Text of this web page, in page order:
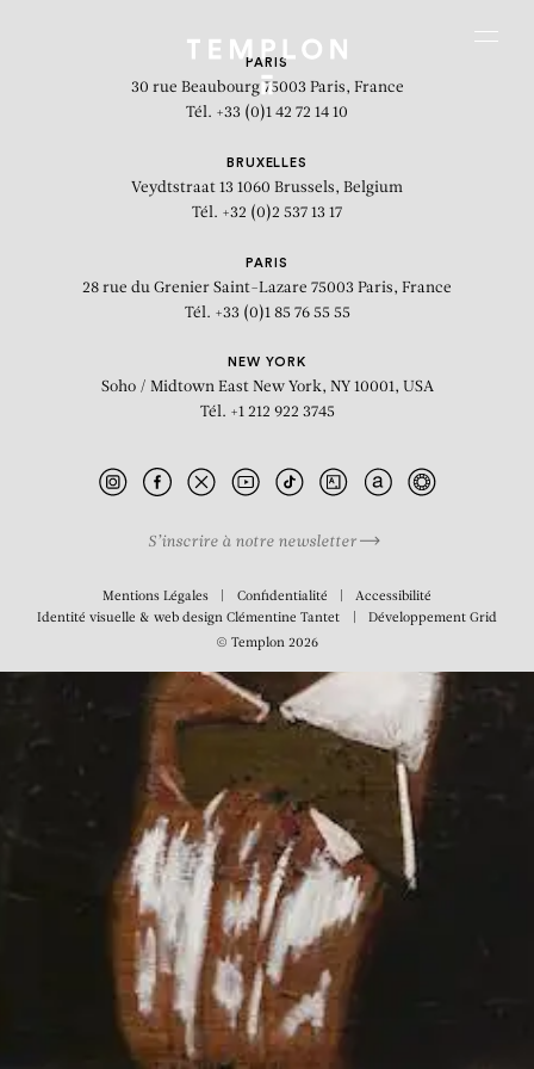
The 21st Anniversary of a Wedding
PARIS
30 rue Beaubourg 75003 Paris, France
Tél. +33 (0)1 42 72 14 10
BRUXELLES
Veydtstraat 13 1060 Brussels, Belgium
Tél. +32 (0)2 537 13 17
PARIS
28 rue du Grenier Saint-Lazare 75003 Paris, France
Tél. +33 (0)1 85 76 55 55
NEW YORK
Soho / Midtown East New York, NY 10001, USA
Tél. +1 212 922 3745
S’inscrire à notre newsletter
Mentions Légales Confidentialité
Accessibilité
Identité visuelle & web designClémentine Tantet Développement Grid
© Templon 2026